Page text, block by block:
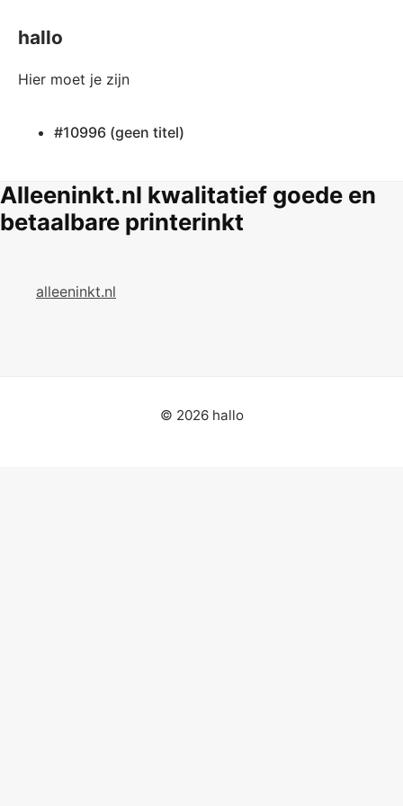
hallo
Hier moet je zijn
#10996 (geen titel)
Alleeninkt.nl kwalitatief goede en
betaalbare printerinkt
alleeninkt.nl
© 2026 hallo